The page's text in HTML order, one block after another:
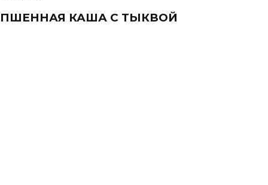
ПШЕННАЯ КАША С ТЫКВОЙ